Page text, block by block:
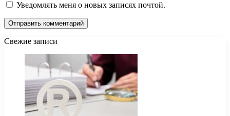
Уведомлять меня о новых записях почтой.
Свежие записи